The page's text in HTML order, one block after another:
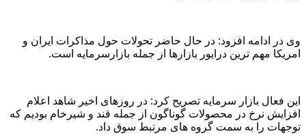
وی در ادامه افزود: در حال حاضر تحولات حول مذاکرات ایران و
امریکا مهم ترین درایور بازارها از جمله بازارسرمایه است.
این فعال بازار سرمایه تصریح کرد: در روزهای اخیر شاهد اعلام
افزایش نرخ در محصولات گوناگون از جمله قند و شیرخام بودیم که
توجهات را به سمت گروه های مرتبط سوق داد.